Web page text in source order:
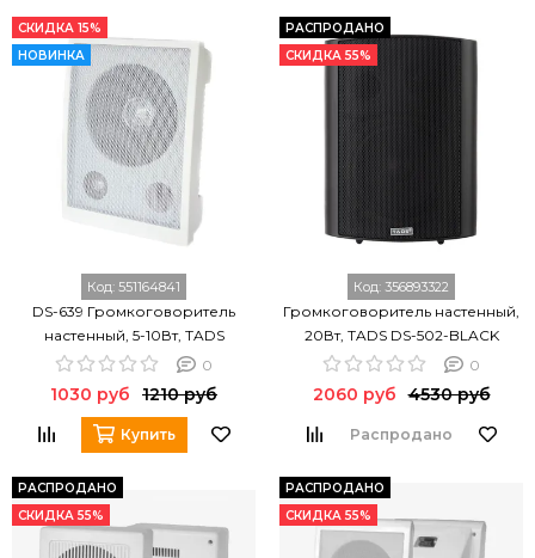
СКИДКА 15%
НОВИНКА
Код: 551164841
DS-639 Громкоговоритель
настенный, 5-10Вт, TADS
0
1030 руб 1210 руб
Купить
РАСПРОДАНО
СКИДКА 55%
Код: 356893322
Громкоговоритель настенный,
20Вт, TADS DS-502-BLACK
0
2060 руб 4530 руб
Распродано
РАСПРОДАНО
СКИДКА 55%
РАСПРОДАНО
СКИДКА 55%